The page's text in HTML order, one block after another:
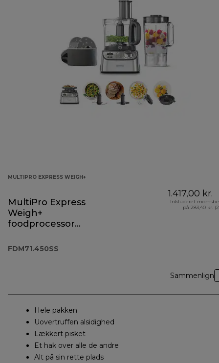
MULTIPRO EXPRESS WEIGH+
MultiPro Express
Weigh+
foodprocessor
FDM71.450SS
1.417,00 kr.
Inkluderet
på 283,40 kr.
Sammenlign
Hele pakken
Uovertruffen alsidighed
Lækkert pisket
Et hak over alle de andre
Alt på sin rette plads